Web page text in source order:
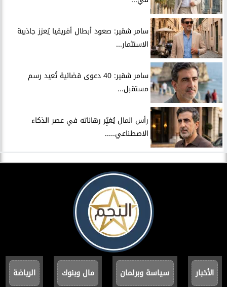
سامر شقير: صعود أبطال أفريقيا يُعزز جاذبية
الاستثمار...
سامر شقير: 40 دعوى قضائية تُعيد رسم
مستقبل...
رأس المال يُغيِّر رهاناته في عصر الذكاء
الاصطناعي.....
الأخبار سياسة وبرلمان مال وبنوك الرياضة